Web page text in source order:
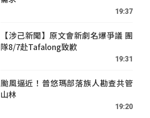
19:37
【涉己新聞】原文會新劇名爆爭議 團
隊8/7赴Tafalong致歉
19:31
颱風逼近！普悠瑪部落族人勘查共管
山林
19:20